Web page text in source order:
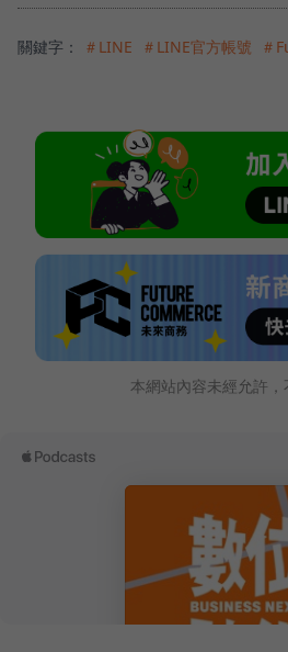
關鍵字： ＃LINE ＃LINE官方帳號 ＃
本網站內容未經允許，